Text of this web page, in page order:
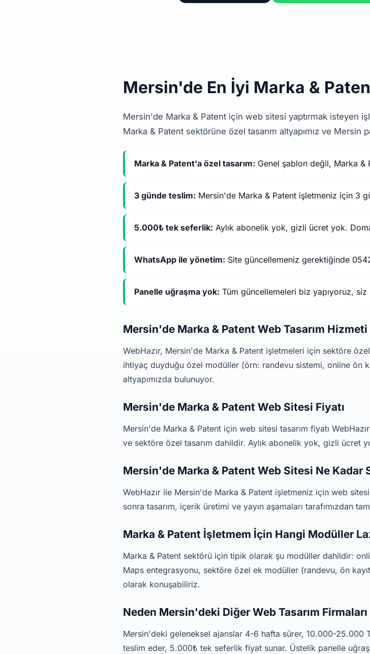
Mersin'de En İyi Marka &
Mersin'de Marka & Patent için web sitesi yaptırmak isteyen
Marka & Patent sektörüne özel tasarım altyapımız ve Mersin
Marka & Patent'a özel tasarım: Genel şablon değil, Marka &
3 günde teslim: Mersin'de Marka & Patent işletmeniz için 3
5.000₺ tek seferlik: Aylık abonelik yok, gizli ücret yok.
WhatsApp ile yönetim: Site güncellemeniz gerektiğinde
Panelle uğraşma yok: Tüm güncellemeleri biz yapıyoruz, siz
Mersin'de Marka & Patent Web Tasarım Hizmeti
WebHazır, Mersin'de Marka & Patent işletmeleri için sektöre
ihtiyaç duyduğu özel modüller (örn: randevu sistemi, online ön
altyapımızda bulunuyor.
Mersin'de Marka & Patent Web Sitesi Fiyatı
Mersin'de Marka & Patent için web sitesi tasarım fiyatı
ve sektöre özel tasarım dahildir. Aylık abonelik yok, gizli ücret
Mersin'de Marka & Patent Web Sitesi Ne Kadar
WebHazır ile Mersin'de Marka & Patent işletmeniz için web sitesi
sonra tasarım, içerik üretimi ve yayın aşamaları tarafımızdan
Marka & Patent İşletmem İçin Hangi Modüller
Marka & Patent sektörü için tipik olarak şu modüller dahildir:
Maps entegrasyonu, sektöre özel ek modüller (randevu, ön
olarak konuşabiliriz.
Neden Mersin'deki Diğer Web Tasarım Firmaları
Mersin'deki geleneksel ajanslar 4-6 hafta sürer, 10.000-25.000
teslim eder, 5.000₺ tek seferlik fiyat sunar. Üstelik panelle